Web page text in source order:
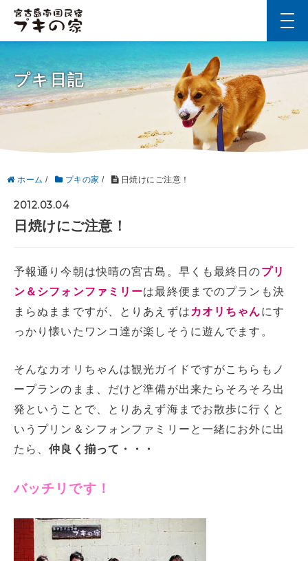
プキ日記
ホーム / プキの家 / 日焼けにご注意！
2012.03.04
日焼けにご注意！
予報通り今朝は快晴の宮古島。早くも最終日のプリ
ン＆シフォンファミリーは最終便までのプランも決
まらぬままですが、とりあえずは カオリちゃんにす
っかり懐いたワンコ達が楽しそうに遊んでます。
そんなカオリちゃんは観光ガイドですがこちらもノ
ープランのまま、だけど準備が出来たらそろそろ出
発ということで、とりあえず海までお散歩に行くと
いうプリン＆シフォンファミリーと一緒にお外に出
たら、仲良く揃って・・・
バッチリです！
t
o
g
g
l
v
a